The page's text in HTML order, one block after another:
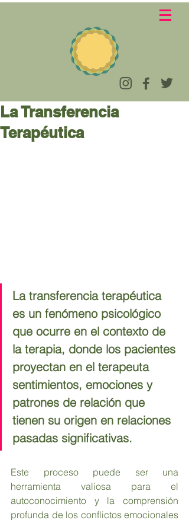
La Transferencia
Terapéutica
La transferencia terapéutica
es un fenómeno psicológico
que ocurre en el contexto de
la terapia, donde los pacientes
proyectan en el terapeuta
sentimientos, emociones y
patrones de relación que
tienen su origen en relaciones
pasadas significativas.
Este proceso puede ser una
herramienta valiosa para el
autoconocimiento y la comprensión
profunda de los conflictos emocionales